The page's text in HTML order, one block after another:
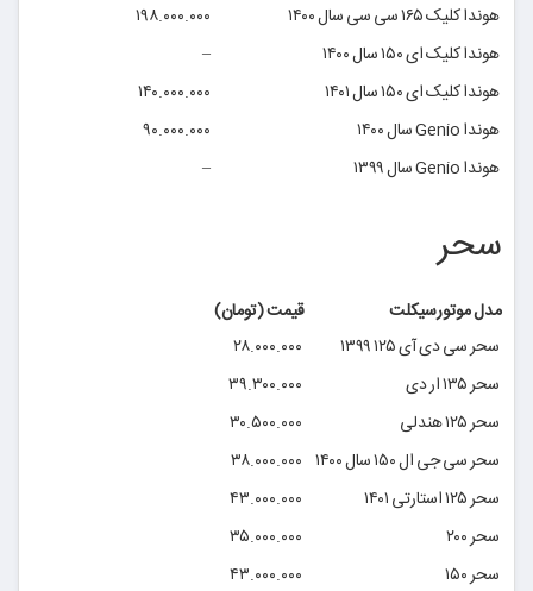
هوندا کلیک ۱۶۵ سی سی سال ۱۴۰۰
۱۹۸.۰۰۰.۰۰۰
هوندا کلیک ای ۱۵۰ سال ۱۴۰۰
–
هوندا کلیک ای ۱۵۰ سال ۱۴۰۱
۱۴۰.۰۰۰.۰۰۰
هوندا Genio سال ۱۴۰۰
۹۰.۰۰۰.۰۰۰
هوندا Genio سال ۱۳۹۹
–
سحر
مدل موتورسیکلت‌
قیمت (تومان)
سحر سی دی آی ۱۲۵ ۱۳۹۹
۲۸.۰۰۰.۰۰۰
سحر ۱۳۵ ار دی
۳۹.۳۰۰.۰۰۰
سحر ۱۲۵ هندلی
۳۰.۵۰۰.۰۰۰
سحر سی جی ال ۱۵۰ سال ۱۴۰۰
۳۸.۰۰۰.۰۰۰
سحر ۱۲۵ استارتی ۱۴۰۱
۴۳.۰۰۰.۰۰۰
سحر ۲۰۰
۳۵.۰۰۰.۰۰۰
سحر ۱۵۰
۴۳.۰۰۰.۰۰۰